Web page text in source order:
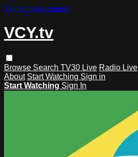
Skip to main content
VCY.tv
Browse Search TV30 Live Radio Live
About Start Watching Sign in
Start Watching Sign In